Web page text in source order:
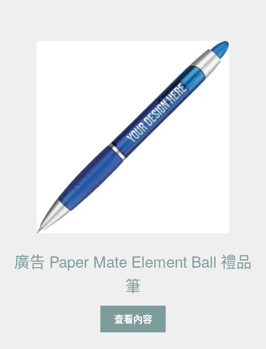
廣告 Paper Mate Element Ball 禮品
筆
查看內容